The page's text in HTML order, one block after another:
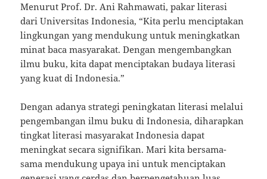
Menurut Prof. Dr. Ani Rahmawati, pakar literasi
dari Universitas Indonesia, “Kita perlu menciptakan
lingkungan yang mendukung untuk meningkatkan
minat baca masyarakat. Dengan mengembangkan
ilmu buku, kita dapat menciptakan budaya literasi
yang kuat di Indonesia.”
Dengan adanya strategi peningkatan literasi melalui
pengembangan ilmu buku di Indonesia, diharapkan
tingkat literasi masyarakat Indonesia dapat
meningkat secara signifikan. Mari kita bersama-
sama mendukung upaya ini untuk menciptakan